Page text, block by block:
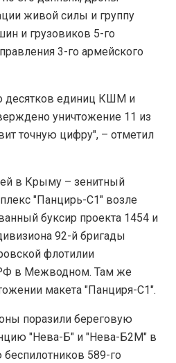
живой силы и группу
и грузовиков 5-го
3-го армейского
десятков единиц КШМ и
уничтожение 11 из
точную цифру", – отметил
в Крыму – зенитный
"Панцирь-С1" возле
буксир проекта 1454 и
92-й бригады
флотилии
в Межводном. Там же
макета "Панциря-С1".
поразили береговую
"Нева-Б" и "Нева-Б2М" в
589-го